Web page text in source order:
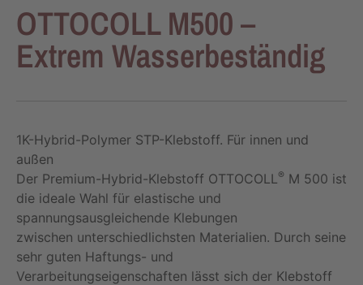
OTTOCOLL M500 –
Extrem Wasserbeständig
1K-Hybrid-Polymer STP-Klebstoff. Für innen und
außen
Der Premium-Hybrid-Klebstoff OTTOCOLL ® M 500 ist
die ideale Wahl für elastische und
spannungsausgleichende Klebungen
zwischen unterschiedlichsten Materialien. Durch seine
sehr guten Haftungs- und
Verarbeitungseigenschaften lässt sich der Klebstoff